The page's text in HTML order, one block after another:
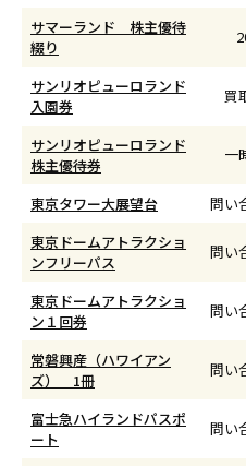
その他
サマーランド 株主優待
綴り
サンリオピューロランド
入園券
買
サンリオピューロランド
株主優待券
一
東京タワー大展望台 問い
東京ドームアトラクショ
ンフリーパス
問い
東京ドームアトラクショ
ン１回券
問い
常磐興産（ハワイアン
ズ） 1冊
問い
富士急ハイランドパスポ
ート
問い